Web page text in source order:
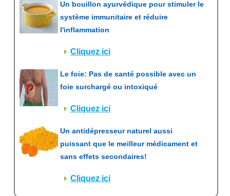
Un bouillon ayurvédique pour stimuler le
système immunitaire et réduire
l'inflammation
Cliquez ici
Le foie: Pas de santé possible avec un
foie surchargé ou intoxiqué
Cliquez ici
Un antidépresseur naturel aussi
puissant que le meilleur médicament et
sans effets secondaires!
Cliquez ici